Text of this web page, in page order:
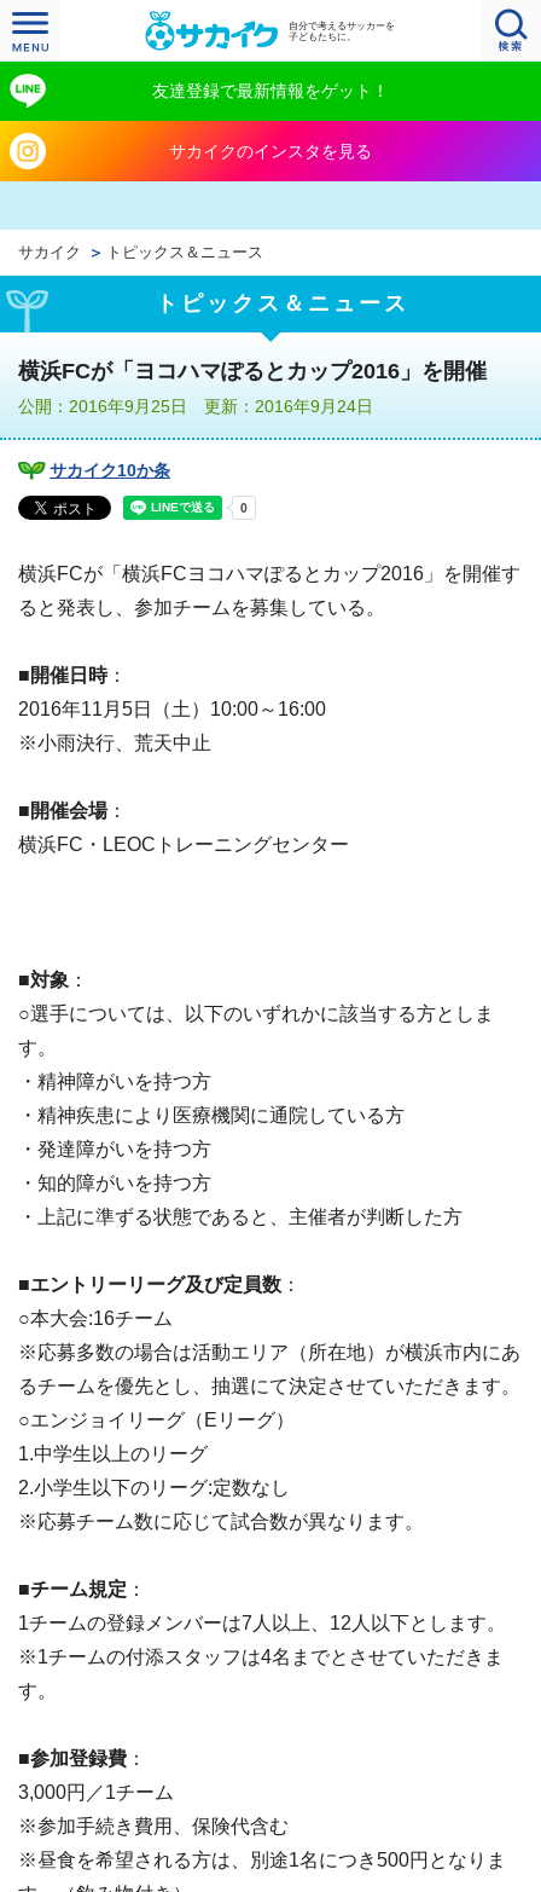
自分で考えるサッカーを
子どもたちに。
友達登録で最新情報をゲット！
サカイクのインスタを見る
サカイク トピックス＆ニュース
トピックス＆ニュース
横浜FCが「ヨコハマぽるとカップ2016」を開催
公開：2016年9月25日 更新：2016年9月24日
サカイク10か条
横浜FCが「横浜FCヨコハマぽるとカップ2016」を開催す
ると発表し、参加チームを募集している。
■開催日時：
2016年11月5日（土）10:00～16:00
※小雨決行、荒天中止
■開催会場：
横浜FC・LEOCトレーニングセンター
■対象 ：
○選手については、以下のいずれかに該当する方としま
す。
・精神障がいを持つ方
・精神疾患により医療機関に通院している方
・発達障がいを持つ方
・知的障がいを持つ方
・上記に準ずる状態であると、主催者が判断した方
■エントリーリーグ及び定員数 ：
○本大会:16チーム
※応募多数の場合は活動エリア（所在地）が横浜市内にあ
るチームを優先とし、抽選にて決定させていただきます。
○エンジョイリーグ（Eリーグ）
1.中学生以上のリーグ
2.小学生以下のリーグ:定数なし
※応募チーム数に応じて試合数が異なります。
■チーム規定 ：
1チームの登録メンバーは7人以上、12人以下とします。
※1チームの付添スタッフは4名までとさせていただきま
す。
■参加登録費 ：
3,000円／1チーム
※参加手続き費用、保険代含む
※昼食を希望される方は、別途1名につき500円となりま